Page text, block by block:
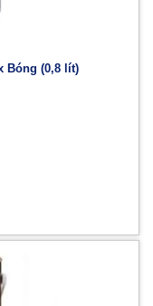
Bóng (0,8 lít)